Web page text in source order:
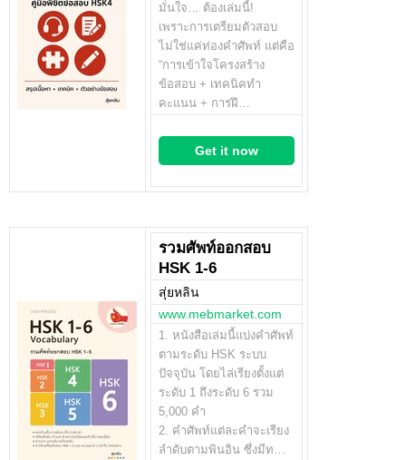
มั่นใจ… ต้องเล่มนี้!
เพราะการเตรียมตัวสอบ
ไม่ใช่แค่ท่องคำศัพท์ แต่คือ
“การเข้าใจโครงสร้าง
ข้อสอบ + เทคนิคทำ
คะแนน + การฝึ…
Get it now
รวมศัพท์ออกสอบ
HSK 1-6
สุ่ยหลิน
www.mebmarket.com
1. หนังสือเล่มนี้แบ่งคำศัพท์
ตามระดับ HSK ระบบ
ปัจจุบัน โดยไล่เรียงตั้งแต่
ระดับ 1 ถึงระดับ 6 รวม
5,000 คำ
2. คำศัพท์แต่ละคำจะเรียง
ลำดับตามพินอิน ซึ่งมีท…